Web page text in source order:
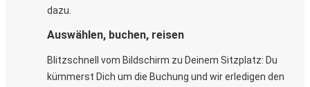
dazu.
Auswählen, buchen, reisen
Blitzschnell vom Bildschirm zu Deinem Sitzplatz: Du
kümmerst Dich um die Buchung und wir erledigen den